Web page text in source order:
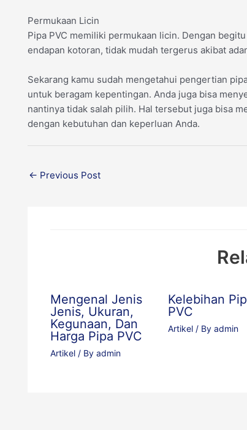
Permukaan Licin
Pipa PVC memiliki permukaan licin. Dengan
endapan kotoran, tidak mudah tergerus akibat
Sekarang kamu sudah mengetahui pengertian
untuk beragam kepentingan. Anda juga bisa
nantinya tidak salah pilih. Hal tersebut juga bisa
dengan kebutuhan dan keperluan Anda.
← Previous Post
Mengenal Jenis
Jenis, Ukuran,
Kegunaan, Dan
Harga Pipa PVC
Artikel / By admin
Kelebihan
PVC
Artikel/ By admin